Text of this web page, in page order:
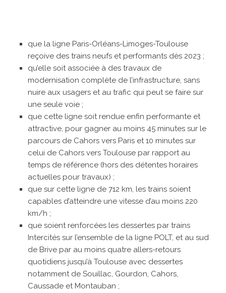
que la ligne Paris-Orléans-Limoges-Toulouse
reçoive des trains neufs et performants dès 2023 ;
qu’elle soit associée à des travaux de
modernisation complète de l’infrastructure, sans
nuire aux usagers et au trafic qui peut se faire sur
une seule voie ;
que cette ligne soit rendue enfin performante et
attractive, pour gagner au moins 45 minutes sur le
parcours de Cahors vers Paris et 10 minutes sur
celui de Cahors vers Toulouse par rapport au
temps de référence (hors des détentes horaires
actuelles pour travaux) ;
que sur cette ligne de 712 km, les trains soient
capables d’atteindre une vitesse d’au moins 220
km/h ;
que soient renforcées les dessertes par trains
Intercités sur l’ensemble de la ligne POLT, et au sud
de Brive par au moins quatre allers-retours
quotidiens jusqu’à Toulouse avec dessertes
notamment de Souillac, Gourdon, Cahors,
Caussade et Montauban ;